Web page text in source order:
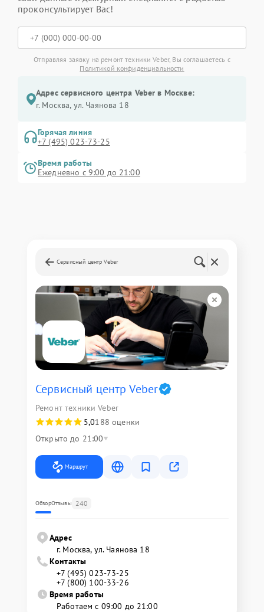
проконсультирует Вас!
Отправляя заявку на ремонт техники Veber, Вы соглашаетесь с
Политикой конфиденциальности
Адрес сервисного центра Veber в Москве:
г. Москва, ул. Чаянова 18
Горячая линия
+7 (495) 023-73-25
Время работы
Ежедневно с 9:00 до 21:00
Сервисный центр Veber
Сервисный центр Veber
Ремонт техники Veber
5,0188 оценки
Открыто до 21:00
Маршрут
ОбзорОтзывы 240
Адрес
г. Москва, ул. Чаянова 18
Контакты
+7 (495) 023-73-25
+7 (800) 100-33-26
Время работы
Работаем с 09:00 до 21:00